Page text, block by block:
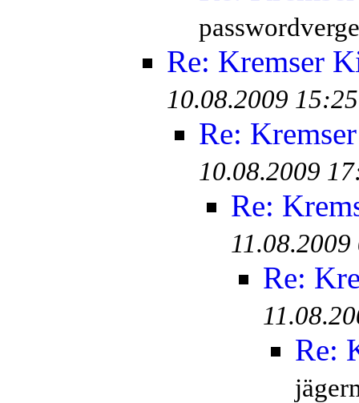
Re: Kremser
10.08.2009 15:25
Re:
10.08.2009
Re:
Re:
Re: